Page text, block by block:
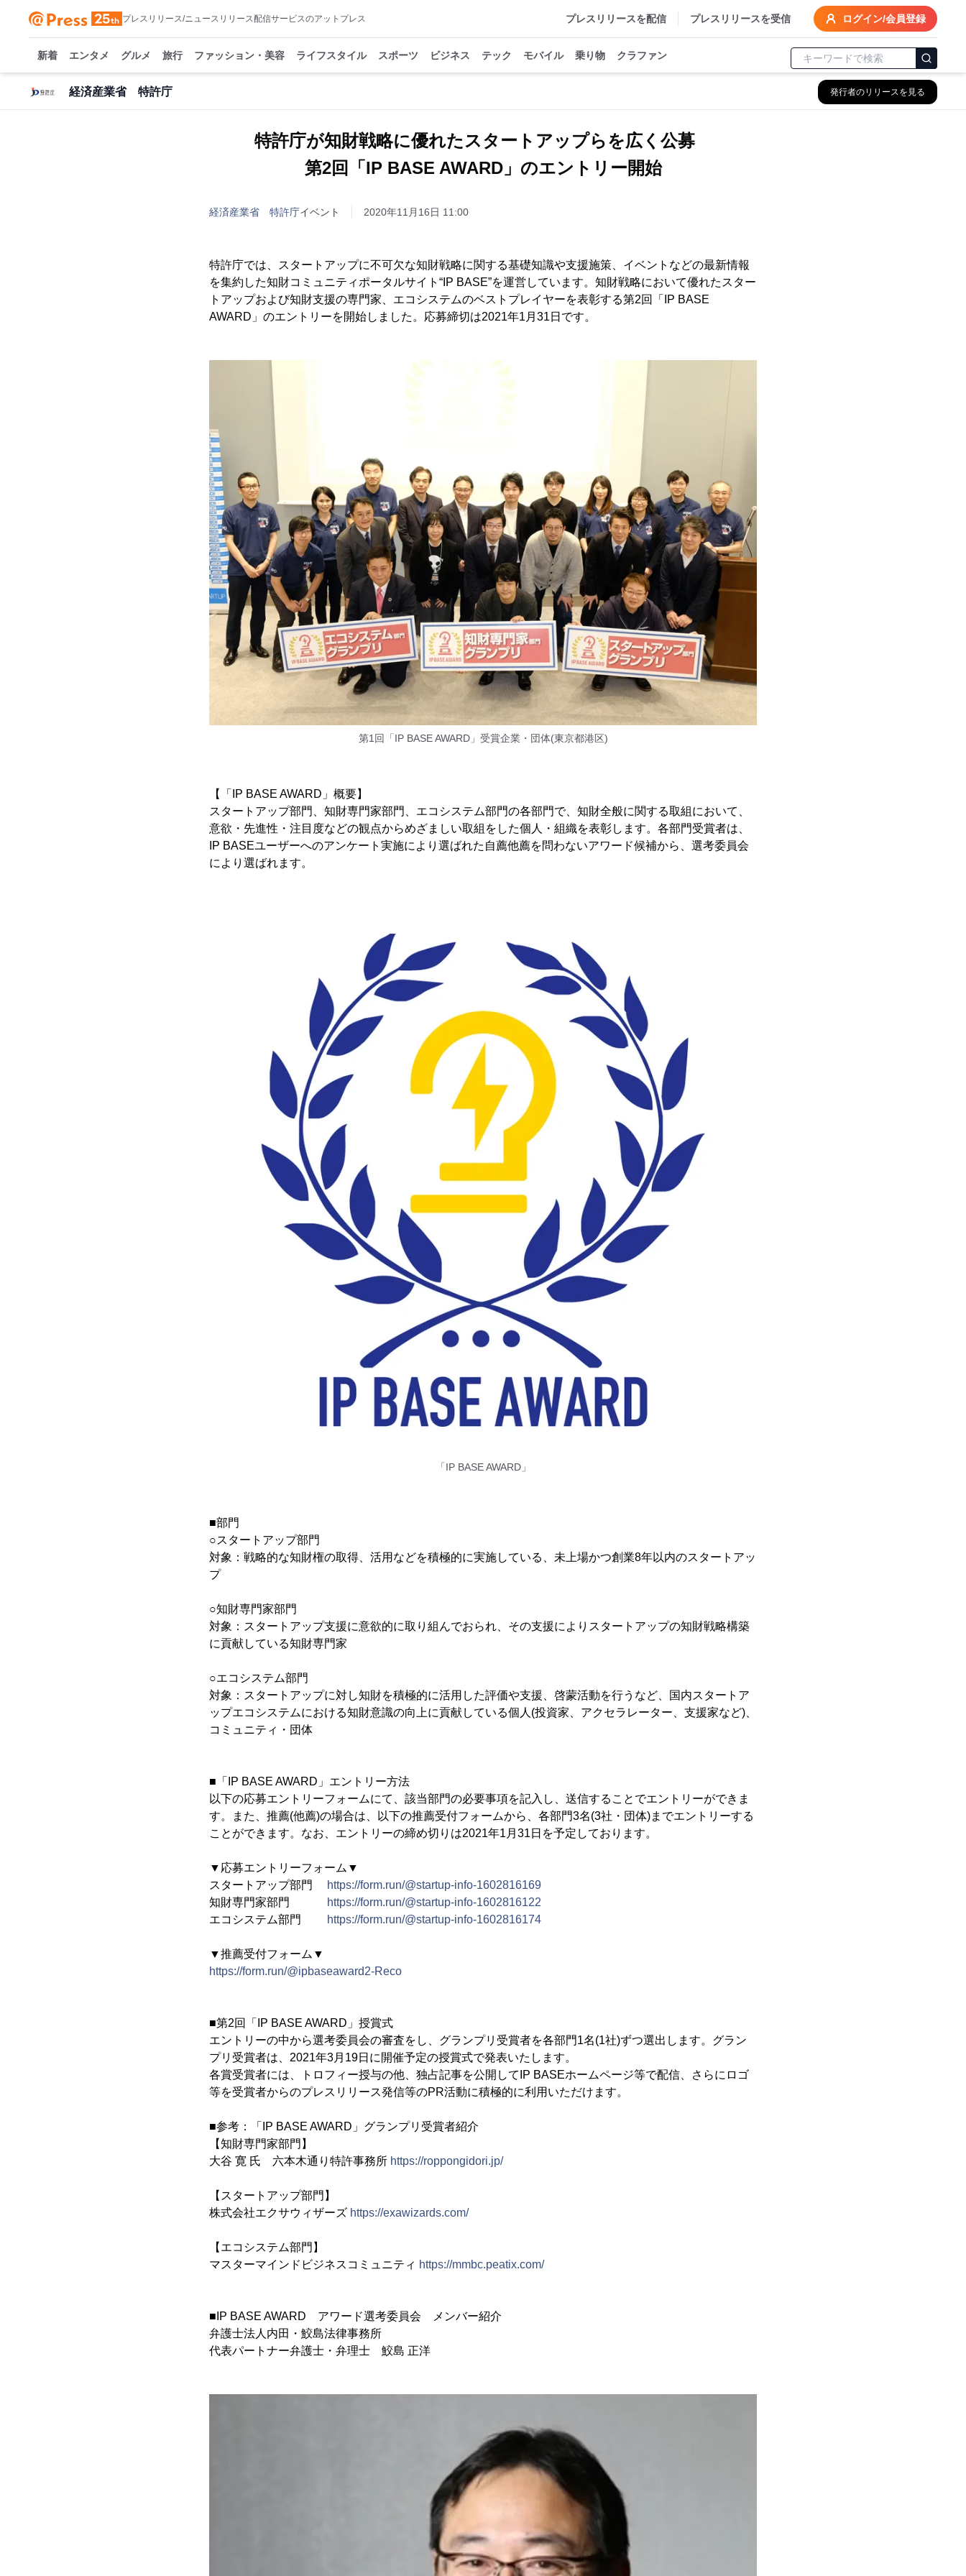
プレスリリース/ニュースリリース配信サービスのアットプレス プレスリリースを配信 プレスリリースを受信 ログイン/会員登録
新着 エンタメ グルメ 旅行 ファッション・美容 ライフスタイル スポーツ ビジネス テック モバイル 乗り物 クラファン
経済産業省 特許庁 発行者のリリースを見る
特許庁が知財戦略に優れたスタートアップらを広く公募
第2回「IP BASE AWARD」のエントリー開始
経済産業省 特許庁イベント 2020年11月16日 11:00
特許庁では、スタートアップに不可欠な知財戦略に関する基礎知識や支援施策、イベントなどの最新情報
を集約した知財コミュニティポータルサイト“IP BASE”を運営しています。知財戦略において優れたスター
トアップおよび知財支援の専門家、エコシステムのベストプレイヤーを表彰する第2回「IP BASE
AWARD」のエントリーを開始しました。応募締切は2021年1月31日です。
第1回「IP BASE AWARD」受賞企業・団体(東京都港区)
【「IP BASE AWARD」概要】
スタートアップ部門、知財専門家部門、エコシステム部門の各部門で、知財全般に関する取組において、
意欲・先進性・注目度などの観点からめざましい取組をした個人・組織を表彰します。各部門受賞者は、
IP BASEユーザーへのアンケート実施により選ばれた自薦他薦を問わないアワード候補から、選考委員会
により選ばれます。
「IP BASE AWARD」
■部門
○スタートアップ部門
対象：戦略的な知財権の取得、活用などを積極的に実施している、未上場かつ創業8年以内のスタートアッ
プ
○知財専門家部門
対象：スタートアップ支援に意欲的に取り組んでおられ、その支援によりスタートアップの知財戦略構築
に貢献している知財専門家
○エコシステム部門
対象：スタートアップに対し知財を積極的に活用した評価や支援、啓蒙活動を行うなど、国内スタートア
ップエコシステムにおける知財意識の向上に貢献している個人(投資家、アクセラレーター、支援家など)、
コミュニティ・団体
■「IP BASE AWARD」エントリー方法
以下の応募エントリーフォームにて、該当部門の必要事項を記入し、送信することでエントリーができま
す。また、推薦(他薦)の場合は、以下の推薦受付フォームから、各部門3名(3社・団体)までエントリーする
ことができます。なお、エントリーの締め切りは2021年1月31日を予定しております。
▼応募エントリーフォーム▼
スタートアップ部門
https://form.run/@startup-info-1602816169
知財専門家部門
https://form.run/@startup-info-1602816122
エコシステム部門
https://form.run/@startup-info-1602816174
▼推薦受付フォーム▼
https://form.run/@ipbaseaward2-Reco
■第2回「IP BASE AWARD」授賞式
エントリーの中から選考委員会の審査をし、グランプリ受賞者を各部門1名(1社)ずつ選出します。グラン
プリ受賞者は、2021年3月19日に開催予定の授賞式で発表いたします。
各賞受賞者には、トロフィー授与の他、独占記事を公開してIP BASEホームページ等で配信、さらにロゴ
等を受賞者からのプレスリリース発信等のPR活動に積極的に利用いただけます。
■参考：「IP BASE AWARD」グランプリ受賞者紹介
【知財専門家部門】
大谷 寛 氏 六本木通り特許事務所 https://roppongidori.jp/
【スタートアップ部門】
株式会社エクサウィザーズ https://exawizards.com/
【エコシステム部門】
マスターマインドビジネスコミュニティ https://mmbc.peatix.com/
■IP BASE AWARD アワード選考委員会 メンバー紹介
弁護士法人内田・鮫島法律事務所
代表パートナー弁護士・弁理士 鮫島 正洋